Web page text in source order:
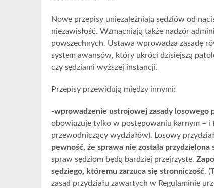
Nowe przepisy uniezależniają sędziów od
niezawisłość. Wzmacniają także nadzór
powszechnych. Ustawa wprowadza zasadę
system awansów, który ukróci dzisiejszą
czy sędziami wyższej instancji.
Przepisy przewidują między innymi:
-wprowadzenie ustrojowej zasady losowego
obowiązuje tylko w postępowaniu karnym – i
przewodniczący wydziałów). Losowy
pewność, że sprawa nie została
spraw sędziom będą bardziej przejrzyste.
sędziego, któremu zarzuca się stronniczość.
zasad przydziału zawartych w Regulaminie